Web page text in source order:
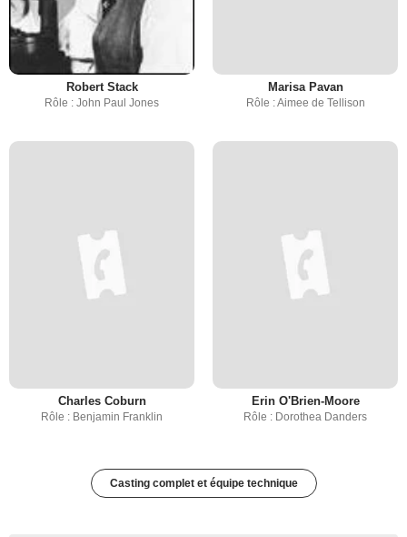
Robert Stack
Rôle : John Paul Jones
Marisa Pavan
Rôle : Aimee de Tellison
Charles Coburn
Rôle : Benjamin Franklin
Erin O'Brien-Moore
Rôle : Dorothea Danders
Casting complet et équipe technique